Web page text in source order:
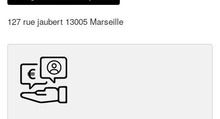
127 rue jaubert 13005 Marseille